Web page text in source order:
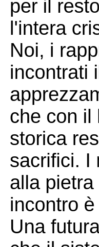
per il
l'intera
Noi, i
incontrati
che con il
storica
sacrifici. I
alla
incontro
Una